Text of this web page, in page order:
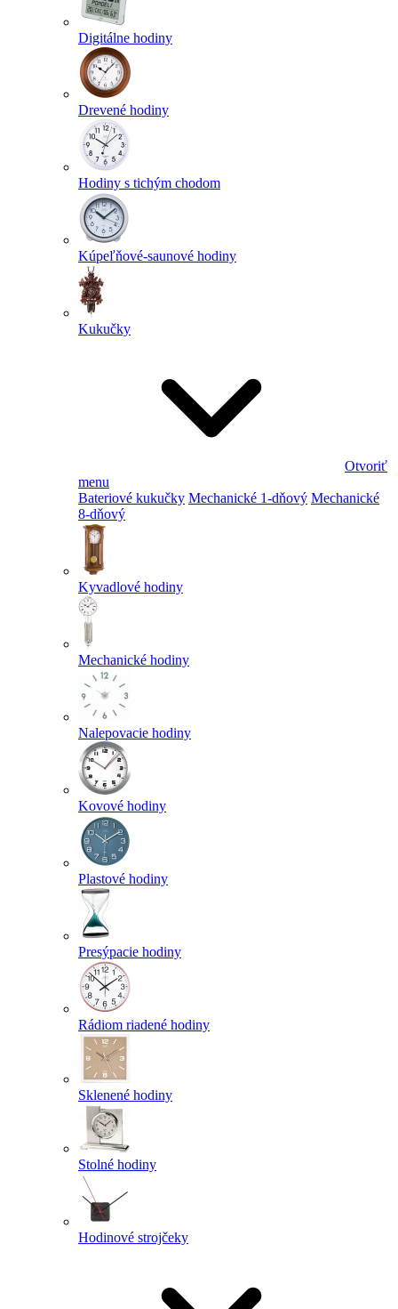
Digitálne hodiny
Drevené hodiny
Hodiny s tichým chodom
Kúpeľňové-saunové hodiny
Kukučky
Otvoriť
menu
Bateriové kukučky Mechanické 1-dňový Mechanické
8-dňový
Kyvadlové hodiny
Mechanické hodiny
Nalepovacie hodiny
Kovové hodiny
Plastové hodiny
Presýpacie hodiny
Rádiom riadené hodiny
Sklenené hodiny
Stolné hodiny
Hodinové strojčeky